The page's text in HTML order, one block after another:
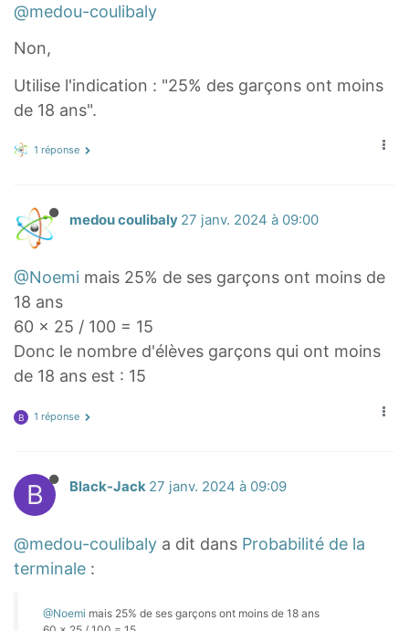
0
}
.
.
.
@medou-coulibaly
Non,
Utilise l'indication : "25% des garçons ont moins
de 18 ans".
1 réponse
medou coulibaly 27 janv. 2024 à 09:00
@Noemi mais 25% de ses garçons ont moins de
18 ans
60 × 25 / 100 = 15
Donc le nombre d'élèves garçons qui ont moins
de 18 ans est : 15
B 1 réponse
B Black-Jack 27 janv. 2024 à 09:09
@medou-coulibaly a dit dans Probabilité de la
terminale :
@Noemi mais 25% de ses garçons ont moins de 18 ans